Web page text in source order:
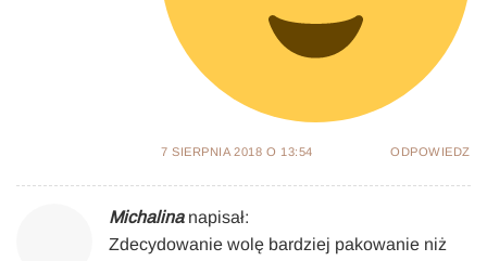
7 SIERPNIA 2018 O 13:54 ODPOWIEDZ
Michalina napisał:
Zdecydowanie wolę bardziej pakowanie niż